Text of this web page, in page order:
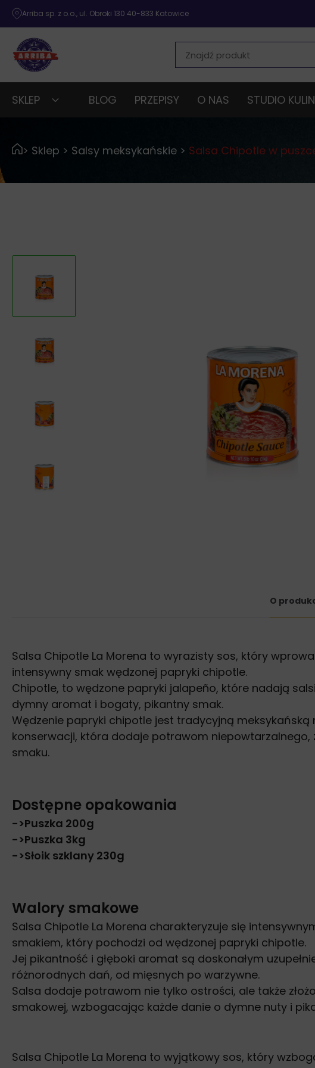
Arriba sp. z o.o., ul. Obroki 130 40-833 Katowice
SKLEP BLOG PRZEPISY O NAS STUDIO
> Sklep > Salsy meksykańskie > Salsa Chipotle w
O
Salsa Chipotle La Morena to wyrazisty sos, który
intensywny smak wędzonej papryki chipotle.
Chipotle, to wędzone papryki jalapeño, które nadają
dymny aromat i bogaty, pikantny smak.
Wędzenie papryki chipotle jest tradycyjną meksykańską
konserwacji, która dodaje potrawom niepowtarzalnego,
smaku.
Dostępne opakowania
->Puszka 200g
->Puszka 3kg
->Słoik szklany 230g
Walory smakowe
Salsa Chipotle La Morena charakteryzuje się
smakiem, który pochodzi od wędzonej papryki chipotle.
Jej pikantność i głęboki aromat są doskonałym
różnorodnych dań, od mięsnych po warzywne.
Salsa dodaje potrawom nie tylko ostrości, ale także
smakowej, wzbogacając każde danie o dymne nuty i
Salsa Chipotle La Morena to wyjątkowy sos, który